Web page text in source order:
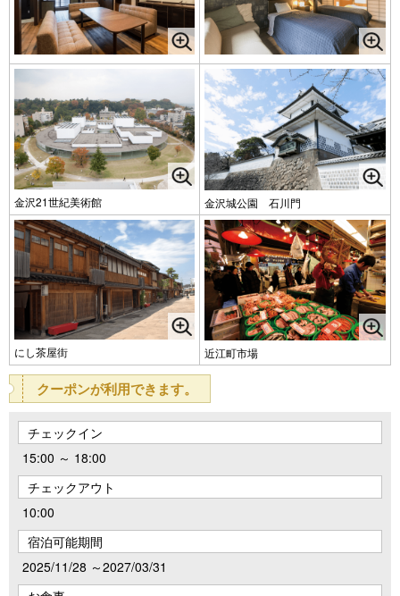
金沢21世紀美術館 金沢城公園 石川門
にし茶屋街 近江町市場
クーポンが利用できます。
チェックイン
15:00 ～ 18:00
チェックアウト
10:00
宿泊可能期間
2025/11/28 ～2027/03/31